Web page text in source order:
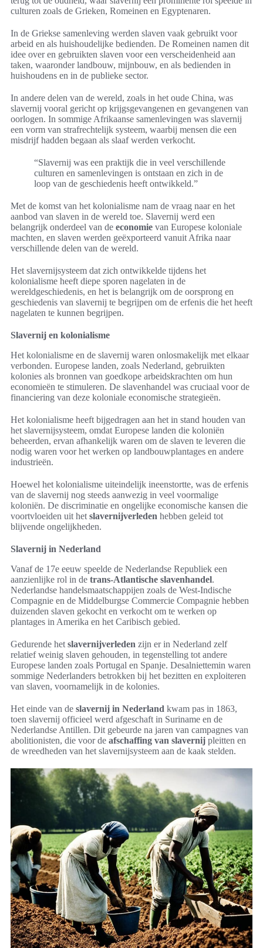
culturen zoals de Grieken, Romeinen en Egyptenaren.
In de Griekse samenleving werden slaven vaak gebruikt voor
arbeid en als huishoudelijke bedienden. De Romeinen namen dit
idee over en gebruikten slaven voor een verscheidenheid aan
taken, waaronder landbouw, mijnbouw, en als bedienden in
huishoudens en in de publieke sector.
In andere delen van de wereld, zoals in het oude China, was
slavernij vooral gericht op krijgsgevangenen en gevangenen van
oorlogen. In sommige Afrikaanse samenlevingen was slavernij
een vorm van strafrechtelijk systeem, waarbij mensen die een
misdrijf hadden begaan als slaaf werden verkocht.
“Slavernij was een praktijk die in veel verschillende
culturen en samenlevingen is ontstaan en zich in de
loop van de geschiedenis heeft ontwikkeld.”
Met de komst van het kolonialisme nam de vraag naar en het
aanbod van slaven in de wereld toe. Slavernij werd een
belangrijk onderdeel van de economie van Europese koloniale
machten, en slaven werden geëxporteerd vanuit Afrika naar
verschillende delen van de wereld.
Het slavernijsysteem dat zich ontwikkelde tijdens het
kolonialisme heeft diepe sporen nagelaten in de
wereldgeschiedenis, en het is belangrijk om de oorsprong en
geschiedenis van slavernij te begrijpen om de erfenis die het heeft
nagelaten te kunnen begrijpen.
Slavernij en kolonialisme
Het kolonialisme en de slavernij waren onlosmakelijk met elkaar
verbonden. Europese landen, zoals Nederland, gebruikten
kolonies als bronnen van goedkope arbeidskrachten om hun
economieën te stimuleren. De slavenhandel was cruciaal voor de
financiering van deze koloniale economische strategieën.
Het kolonialisme heeft bijgedragen aan het in stand houden van
het slavernijsysteem, omdat Europese landen die koloniën
beheerden, ervan afhankelijk waren om de slaven te leveren die
nodig waren voor het werken op landbouwplantages en andere
industrieën.
Hoewel het kolonialisme uiteindelijk ineenstortte, was de erfenis
van de slavernij nog steeds aanwezig in veel voormalige
koloniën. De discriminatie en ongelijke economische kansen die
voortvloeiden uit het slavernijverleden hebben geleid tot
blijvende ongelijkheden.
Slavernij in Nederland
Vanaf de 17e eeuw speelde de Nederlandse Republiek een
aanzienlijke rol in de trans-Atlantische slavenhandel.
Nederlandse handelsmaatschappijen zoals de West-Indische
Compagnie en de Middelburgse Commercie Compagnie hebben
duizenden slaven gekocht en verkocht om te werken op
plantages in Amerika en het Caribisch gebied.
Gedurende het slavernijverleden zijn er in Nederland zelf
relatief weinig slaven gehouden, in tegenstelling tot andere
Europese landen zoals Portugal en Spanje. Desalniettemin waren
sommige Nederlanders betrokken bij het bezitten en exploiteren
van slaven, voornamelijk in de kolonies.
Het einde van de slavernij in Nederland kwam pas in 1863,
toen slavernij officieel werd afgeschaft in Suriname en de
Nederlandse Antillen. Dit gebeurde na jaren van campagnes van
abolitionisten, die voor de afschaffing van slavernij pleitten en
de wreedheden van het slavernijsysteem aan de kaak stelden.